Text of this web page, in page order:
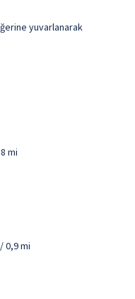
yuvarlanarak
mi
0,9 mi